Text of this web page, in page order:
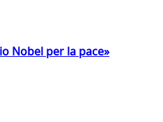
Nobel per la pace»